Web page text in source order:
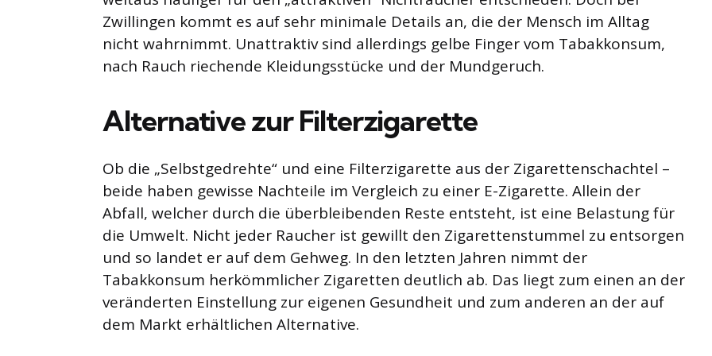
Zwillingen kommt es auf sehr minimale Details an, die der Mensch im Alltag
nicht wahrnimmt. Unattraktiv sind allerdings gelbe Finger vom Tabakkonsum,
nach Rauch riechende Kleidungsstücke und der Mundgeruch.
Alternative zur Filterzigarette
Ob die „Selbstgedrehte“ und eine Filterzigarette aus der Zigarettenschachtel –
beide haben gewisse Nachteile im Vergleich zu einer E-Zigarette. Allein der
Abfall, welcher durch die überbleibenden Reste entsteht, ist eine Belastung für
die Umwelt. Nicht jeder Raucher ist gewillt den Zigarettenstummel zu entsorgen
und so landet er auf dem Gehweg. In den letzten Jahren nimmt der
Tabakkonsum herkömmlicher Zigaretten deutlich ab. Das liegt zum einen an der
veränderten Einstellung zur eigenen Gesundheit und zum anderen an der auf
dem Markt erhältlichen Alternative.